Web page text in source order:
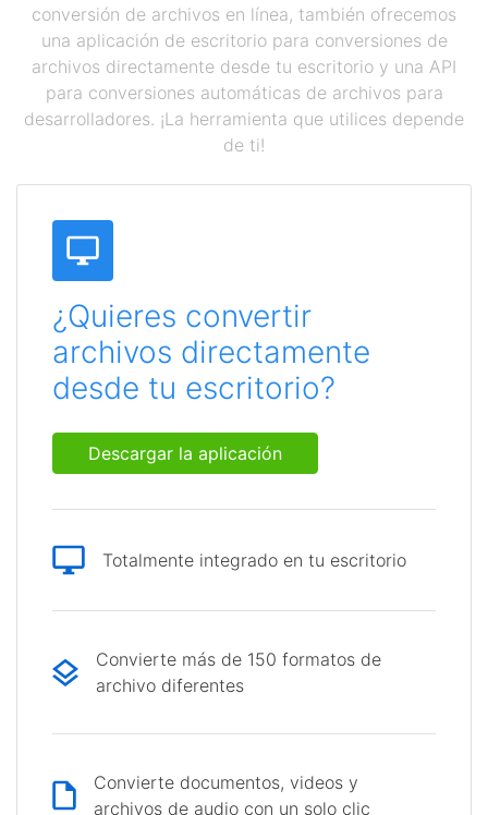
conversión de archivos en línea, también ofrecemos
una aplicación de escritorio para conversiones de
archivos directamente desde tu escritorio y una API
para conversiones automáticas de archivos para
desarrolladores. ¡La herramienta que utilices depende
de ti!
¿Quieres convertir
archivos directamente
desde tu escritorio?
Descargar la aplicación
Totalmente integrado en tu escritorio
Convierte más de 150 formatos de
archivo diferentes
Convierte documentos, videos y
archivos de audio con un solo clic